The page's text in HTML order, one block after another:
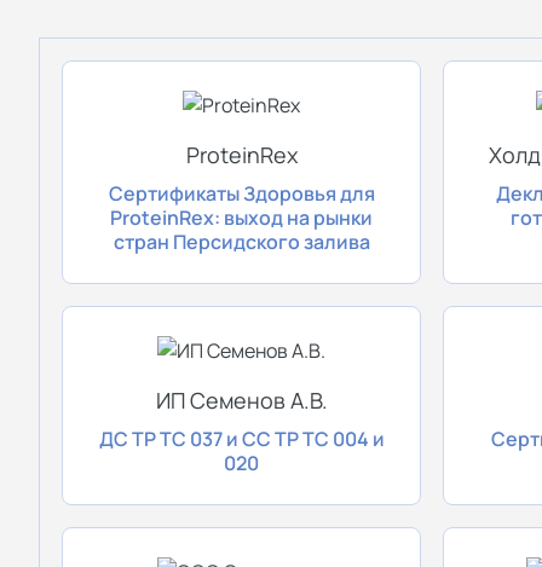
Сертификационный центр
оформлению более 300 видов
разрешительных документов, в число
сертификаты и декларации ТР ТС;
сертификаты и декларации ГОСТ Р;
свидетельства о государственной
регистрации (СГР);
экспертные заключения;
добровольные сертификаты
соответствия ИСО;
экологические сертификаты “ЭКО”,
“БИО”, “Без ГМО”;
ProteinRex
Сертификаты Здоровья для
ProteinRex: выход на рынки
стран Персидского залива
ИП Семенов А.В.
ДС ТР ТС 037 и СС ТР ТС 004 и
020